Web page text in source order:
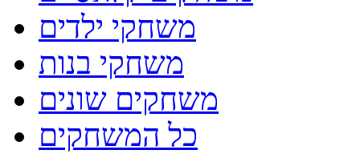
משחקי ילדים
משחקי בנות
משחקים שונים
כל המשחקים